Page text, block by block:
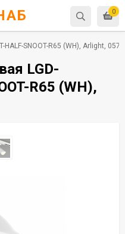
0
HALF-SNOOT-R65 (WH), Arlight,
LGD-
R65 (WH),